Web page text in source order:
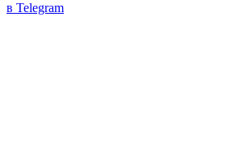
в Telegram